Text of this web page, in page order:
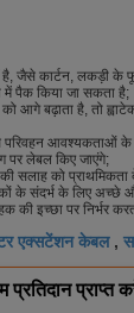
है, जैसे कार्टन, लकड़ी के
पैक किया जा सकता है;
बढ़ाता है, तो ह्वाटेक
आवश्यकताओं के
पर लेबल किए जाएंगे;
सलाह को
के संदर्भ के लिए अच्छे
की इच्छा पर निर्भर
एक्सटेंशन केबल,
प्रतिदान प्राप्त